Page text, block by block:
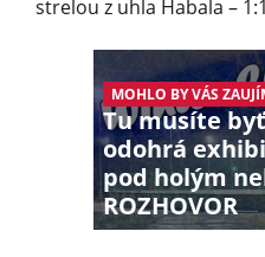
strelou z uhla Habala –
MOHLO BY VÁS
Tu musíte
odohrá
pod holým
ROZHOVOR